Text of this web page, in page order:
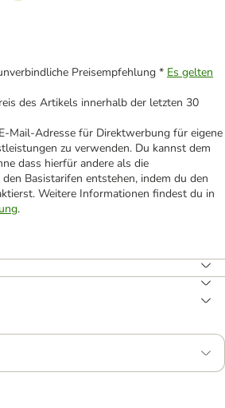
Preisempfehlung * Es gelten
des Artikels innerhalb der letzten 30
Mail-Adresse für Direktwerbung für eigene
zu verwenden. Du kannst dem
dass hierfür andere als die
Basistarifen entstehen, indem du den
Weitere Informationen findest du in
.